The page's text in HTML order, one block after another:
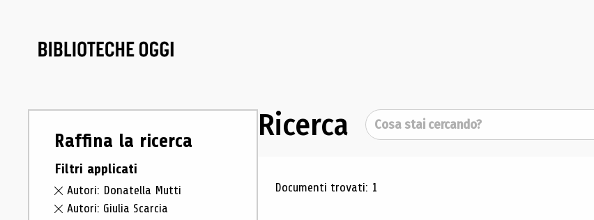
Raffina la ricerca
Filtri applicati
Autori: Donatella Mutti
Autori: Giulia Scarcia
Ricerca Cerca
Risultati di ricerca
Documenti trovati: 1